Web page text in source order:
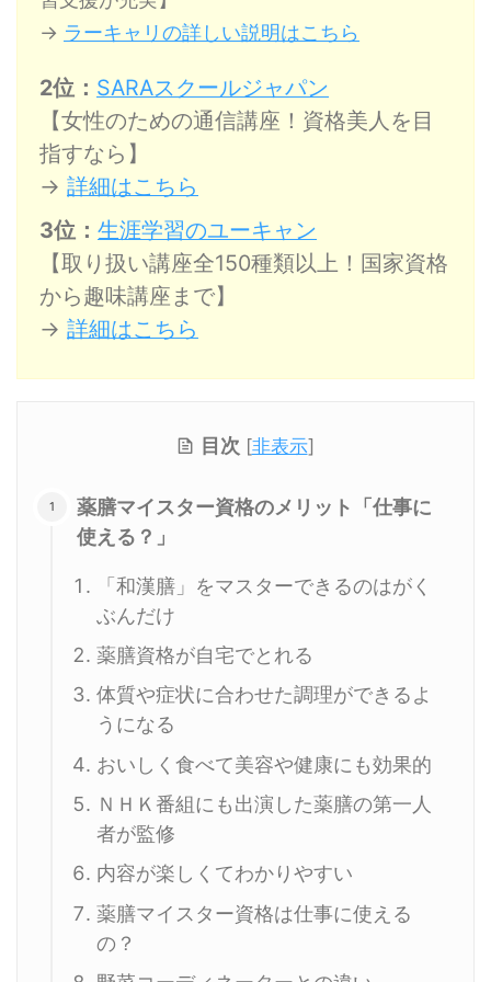
→ ラーキャリの詳しい説明はこちら
2位： SARAスクールジャパン
【女性のための通信講座！資格美人を目
指すなら】
→ 詳細はこちら
3位： 生涯学習のユーキャン
【取り扱い講座全150種類以上！国家資格
から趣味講座まで】
→ 詳細はこちら
目次 [非表示]
薬膳マイスター資格のメリット「仕事に
使える？」
「和漢膳」をマスターできるのはがく
ぶんだけ
薬膳資格が自宅でとれる
体質や症状に合わせた調理ができるよ
うになる
おいしく食べて美容や健康にも効果的
ＮＨＫ番組にも出演した薬膳の第一人
者が監修
内容が楽しくてわかりやすい
薬膳マイスター資格は仕事に使える
の？